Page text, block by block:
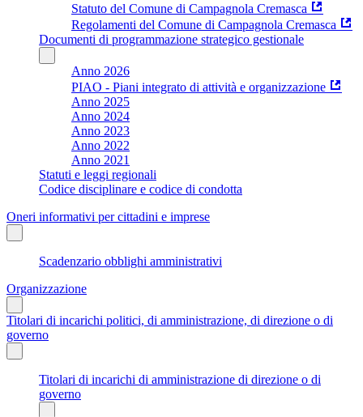
Statuto del Comune di Campagnola Cremasca
Regolamenti del Comune di Campagnola Cremasca
Documenti di programmazione strategico gestionale
Anno 2026
PIAO - Piani integrato di attività e organizzazione
Anno 2025
Anno 2024
Anno 2023
Anno 2022
Anno 2021
Statuti e leggi regionali
Codice disciplinare e codice di condotta
Oneri informativi per cittadini e imprese
Scadenzario obblighi amministrativi
Organizzazione
Titolari di incarichi politici, di amministrazione, di direzione o di
governo
Titolari di incarichi di amministrazione di direzione o di
governo